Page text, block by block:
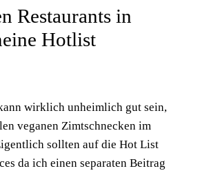
wirklich unheimlich gut sein,
veganen Zimtschnecken im
sollten auf die Hot List
da ich einen separaten Beitrag